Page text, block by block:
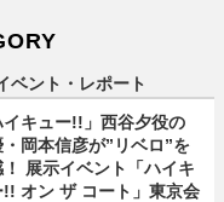
ベント・レポート
イキュー!!」西谷夕役の
・岡本信彦が”リベロ”を
！ 展示イベント「ハイキ
!! オン ザ コート」東京会